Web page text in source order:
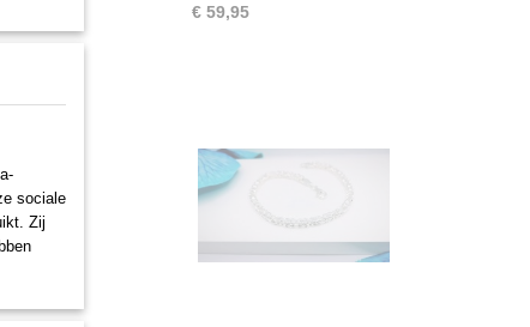
€ 59,95
sociale
Zij